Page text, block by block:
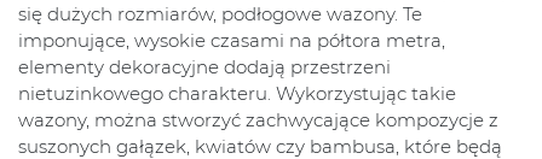
się dużych rozmiarów, podłogowe wazony. Te
imponujące, wysokie czasami na półtora metra,
elementy dekoracyjne dodają przestrzeni
nietuzinkowego charakteru. Wykorzystując takie
wazony, można stworzyć zachwycające kompozycje z
suszonych gałązek, kwiatów czy bambusa, które będą